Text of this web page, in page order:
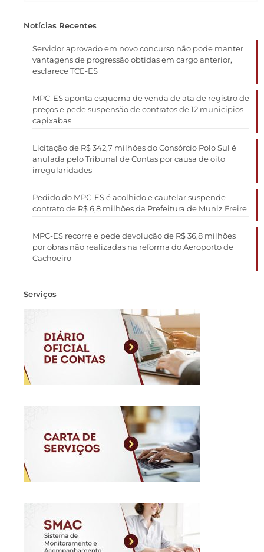
Notícias Recentes
Servidor aprovado em novo concurso não pode manter
vantagens de progressão obtidas em cargo anterior,
esclarece TCE-ES
MPC-ES aponta esquema de venda de ata de registro de
preços e pede suspensão de contratos de 12 municípios
capixabas
Licitação de R$ 342,7 milhões do Consórcio Polo Sul é
anulada pelo Tribunal de Contas por causa de oito
irregularidades
Pedido do MPC-ES é acolhido e cautelar suspende
contrato de R$ 6,8 milhões da Prefeitura de Muniz Freire
MPC-ES recorre e pede devolução de R$ 36,8 milhões
por obras não realizadas na reforma do Aeroporto de
Cachoeiro
Serviços